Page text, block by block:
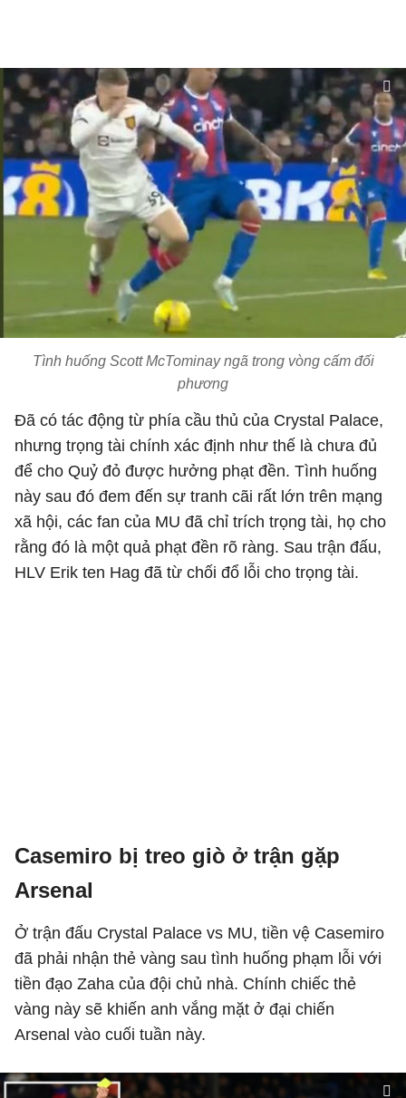
Tình huống Scott McTominay ngã trong vòng cấm đối
phương
Đã có tác động từ phía cầu thủ của Crystal Palace,
nhưng trọng tài chính xác định như thế là chưa đủ
để cho Quỷ đỏ được hưởng phạt đền. Tình huống
này sau đó đem đến sự tranh cãi rất lớn trên mạng
xã hội, các fan của MU đã chỉ trích trọng tài, họ cho
rằng đó là một quả phạt đền rõ ràng. Sau trận đấu,
HLV Erik ten Hag đã từ chối đổ lỗi cho trọng tài.
Casemiro bị treo giò ở trận gặp
Arsenal
Ở trận đấu Crystal Palace vs MU, tiền vệ Casemiro
đã phải nhận thẻ vàng sau tình huống phạm lỗi với
tiền đạo Zaha của đội chủ nhà. Chính chiếc thẻ
vàng này sẽ khiến anh vắng mặt ở đại chiến
Arsenal vào cuối tuần này.